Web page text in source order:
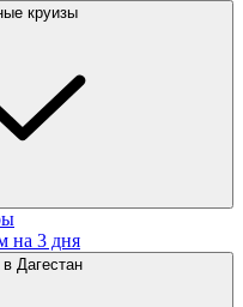
круизы
на 3 дня
Дагестан